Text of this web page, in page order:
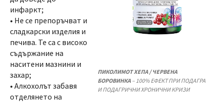
ПИКОЛИМОТ ХЕПА / ЧЕРВЕНА
БОРОВИНКА – 100% ЕФЕКТ ПРИ ПОДАГРА
И ПОДАГРИЧНИ ХРОНИЧНИ КРИЗИ
инфаркт;
• Не се препоръчват и
сладкарски изделия и
печива. Те са с високо
съдържание на
наситени мазнини и
захар;
• Алкохолът забавя
отделянето на